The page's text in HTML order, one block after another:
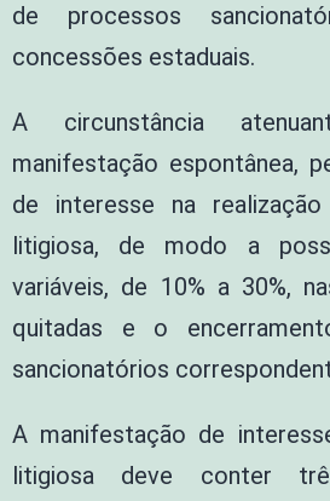
de processos
concessões estaduais.
A circunstância
manifestação espontânea,
de interesse na
litigiosa, de modo a
variáveis, de 10% a 30%,
quitadas e o
sancionatórios
A manifestação de
litigiosa deve conter